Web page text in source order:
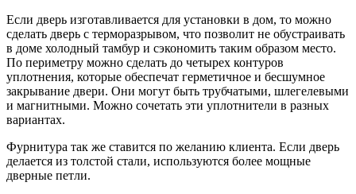
Если дверь изготавливается для установки в дом, то можно
сделать дверь с терморазрывом, что позволит не обустраивать
в доме холодный тамбур и сэкономить таким образом место.
По периметру можно сделать до четырех контуров
уплотнения, которые обеспечат герметичное и бесшумное
закрывание двери. Они могут быть трубчатыми, шлегелевыми
и магнитными. Можно сочетать эти уплотнители в разных
вариантах.
Фурнитура так же ставится по желанию клиента. Если дверь
делается из толстой стали, используются более мощные
дверные петли.